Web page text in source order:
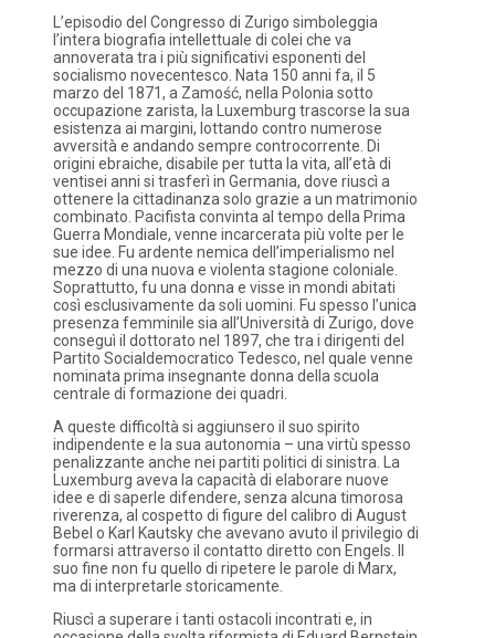
L’episodio del Congresso di Zurigo simboleggia
l’intera biografia intellettuale di colei che va
annoverata tra i più significativi esponenti del
socialismo novecentesco. Nata 150 anni fa, il 5
marzo del 1871, a Zamość, nella Polonia sotto
occupazione zarista, la Luxemburg trascorse la sua
esistenza ai margini, lottando contro numerose
avversità e andando sempre controcorrente. Di
origini ebraiche, disabile per tutta la vita, all’età di
ventisei anni si trasferì in Germania, dove riuscì a
ottenere la cittadinanza solo grazie a un matrimonio
combinato. Pacifista convinta al tempo della Prima
Guerra Mondiale, venne incarcerata più volte per le
sue idee. Fu ardente nemica dell’imperialismo nel
mezzo di una nuova e violenta stagione coloniale.
Soprattutto, fu una donna e visse in mondi abitati
così esclusivamente da soli uomini. Fu spesso l’unica
presenza femminile sia all’Università di Zurigo, dove
conseguì il dottorato nel 1897, che tra i dirigenti del
Partito Socialdemocratico Tedesco, nel quale venne
nominata prima insegnante donna della scuola
centrale di formazione dei quadri.
A queste difficoltà si aggiunsero il suo spirito
indipendente e la sua autonomia – una virtù spesso
penalizzante anche nei partiti politici di sinistra. La
Luxemburg aveva la capacità di elaborare nuove
idee e di saperle difendere, senza alcuna timorosa
riverenza, al cospetto di figure del calibro di August
Bebel o Karl Kautsky che avevano avuto il privilegio di
formarsi attraverso il contatto diretto con Engels. Il
suo fine non fu quello di ripetere le parole di Marx,
ma di interpretarle storicamente.
Riuscì a superare i tanti ostacoli incontrati e, in